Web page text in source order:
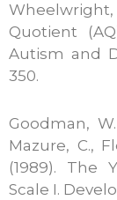
Quotient
Autism and
350.
Goodman,
Mazure, C.,
(1989). The
Scale I.